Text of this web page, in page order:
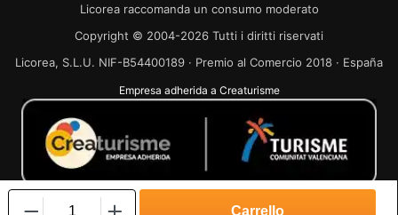
Licorea raccomanda un consumo moderato
Copyright © 2004-2026 Tutti i diritti riservati
Licorea, S.L.U. NIF-B54400189 · Premio al Comercio 2018 · España
Empresa adherida a Creaturisme